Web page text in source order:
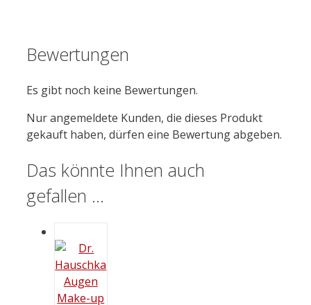
Bewertungen
Es gibt noch keine Bewertungen.
Nur angemeldete Kunden, die dieses Produkt
gekauft haben, dürfen eine Bewertung abgeben.
Das könnte Ihnen auch
gefallen …